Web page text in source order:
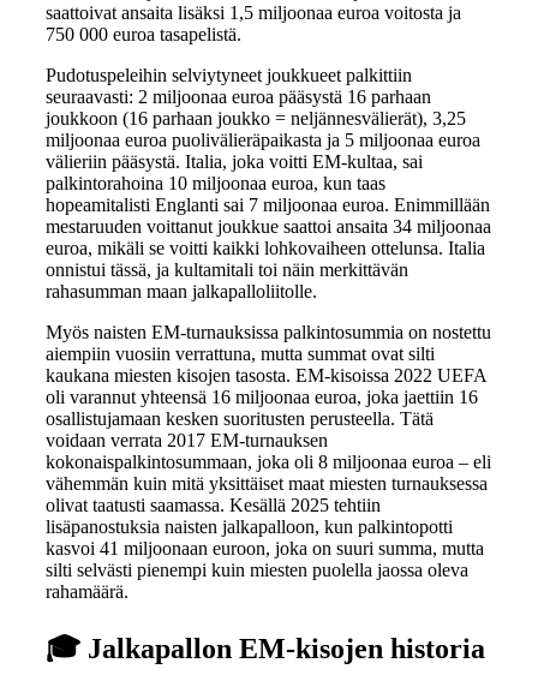
saattoivat ansaita lisäksi 1,5 miljoonaa euroa voitosta ja
750 000 euroa tasapelistä.
Pudotuspeleihin selviytyneet joukkueet palkittiin
seuraavasti: 2 miljoonaa euroa pääsystä 16 parhaan
joukkoon (16 parhaan joukko = neljännesvälierät), 3,25
miljoonaa euroa puolivälieräpaikasta ja 5 miljoonaa euroa
välieriin pääsystä. Italia, joka voitti EM-kultaa, sai
palkintorahoina 10 miljoonaa euroa, kun taas
hopeamitalisti Englanti sai 7 miljoonaa euroa. Enimmillään
mestaruuden voittanut joukkue saattoi ansaita 34 miljoonaa
euroa, mikäli se voitti kaikki lohkovaiheen ottelunsa. Italia
onnistui tässä, ja kultamitali toi näin merkittävän
rahasumman maan jalkapalloliitolle.
Myös naisten EM-turnauksissa palkintosummia on nostettu
aiempiin vuosiin verrattuna, mutta summat ovat silti
kaukana miesten kisojen tasosta. EM-kisoissa 2022 UEFA
oli varannut yhteensä 16 miljoonaa euroa, joka jaettiin 16
osallistujamaan kesken suoritusten perusteella. Tätä
voidaan verrata 2017 EM-turnauksen
kokonaispalkintosummaan, joka oli 8 miljoonaa euroa – eli
vähemmän kuin mitä yksittäiset maat miesten turnauksessa
olivat taatusti saamassa. Kesällä 2025 tehtiin
lisäpanostuksia naisten jalkapalloon, kun palkintopotti
kasvoi 41 miljoonaan euroon, joka on suuri summa, mutta
silti selvästi pienempi kuin miesten puolella jaossa oleva
rahamäärä.
🎓 Jalkapallon EM-kisojen historia